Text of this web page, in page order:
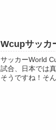
Wcupサッカ
サッカーWorld
試合、日本では
そうですね！そ